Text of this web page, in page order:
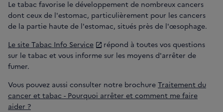
Le tabac favorise le développement de nombreux cancers
dont ceux de l'estomac, particulièrement pour les cancers
de la partie haute de l'estomac, situés près de l'œsophage.
Le site Tabac Info Service
répond à toutes vos questions
sur le tabac et vous informe sur les moyens d'arrêter de
fumer.
Vous pouvez aussi consulter notre brochure Traitement du
cancer et tabac - Pourquoi arrêter et comment me faire
aider ?